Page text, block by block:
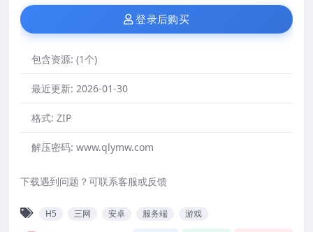
登录后购买
包含资源: (1个)
最近更新: 2026-01-30
格式: ZIP
解压密码: www.qlymw.com
下载遇到问题？可联系客服或反馈
H5 三网 安卓 服务端 游戏